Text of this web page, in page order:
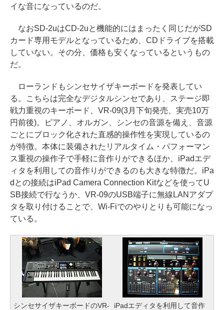
イな音になっているのだ。
なおSD-2uはCD-2uと機能的にはまったく同じだがSD
カード専用モデルとなっているため、CDドライブを搭載
していない。その分、価格も安くなっているというもの
だ。
ローランドもシンセサイザキーボードを発表してい
る。こちらは完全なデジタルシンセであり、ステージ即
戦力重視のキーボード、VR-09(3月下旬発売、実売10万
円前後)。ピアノ、オルガン、シンセの音源を備え、音源
ごとにブロック化された直感的操作性を実現しているの
が特徴。本体に装備されたリアルタイム・パフォーマン
ス重視の操作子で手軽に音作りができるほか、iPadエデ
ィタを利用しての音作りができるのも大きな特徴だ。iPa
dとの接続はiPad Camera Connection Kitなどを使ってU
SB接続で行なうか、VR-09のUSB端子に無線LANアダプ
タを取り付けることで、Wi-Fiでのやりとりも可能になっ
ている。
シンセサイザキーボードのVR-
iPadエディタを利用して音作